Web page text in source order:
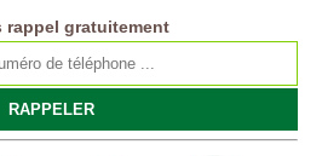
rappel gratuitement